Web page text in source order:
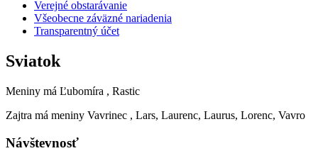
Verejné obstarávanie
Všeobecne záväzné nariadenia
Transparentný účet
Sviatok
Meniny má Ľubomíra , Rastic
Zajtra má meniny Vavrinec , Lars, Laurenc, Laurus, Lorenc, Vavro
Návštevnosť